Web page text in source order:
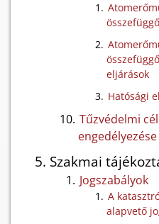
eljárások
Hatósági
Tűzvédelmi
engedélyezése
Szakmai
Jogszabályok
A
alapvető